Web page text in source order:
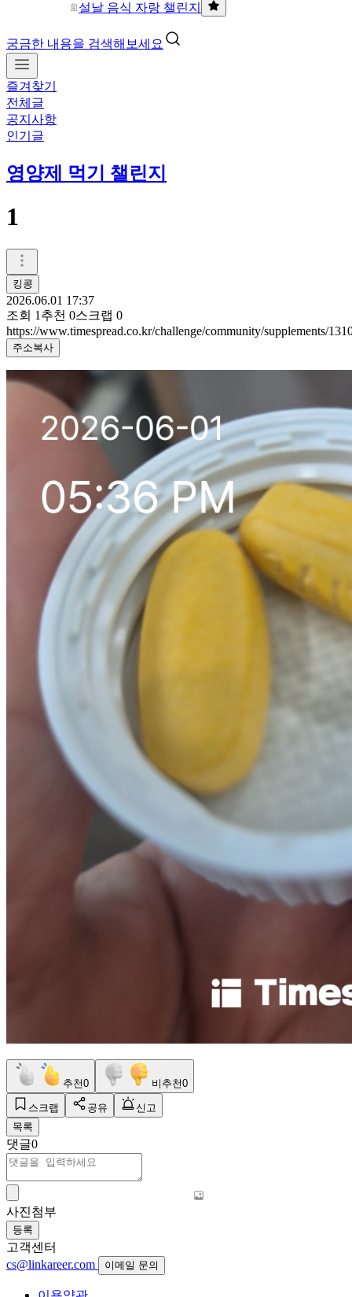
설날 음식 자랑 챌린지
궁금한 내용을 검색해보세요
즐겨찾기
전체글
공지사항
인기글
영양제 먹기 챌린지
1
킹콩
2026.06.01 17:37
조회 1 추천 0스크랩 0
https://www.timespread.co.kr/challenge/community/supplements/
주소복사
추천0 비추천0
스크랩 공유
신고
목록
댓글0
사진첨부
등록
고객센터
cs@linkareer.com
이메일 문의